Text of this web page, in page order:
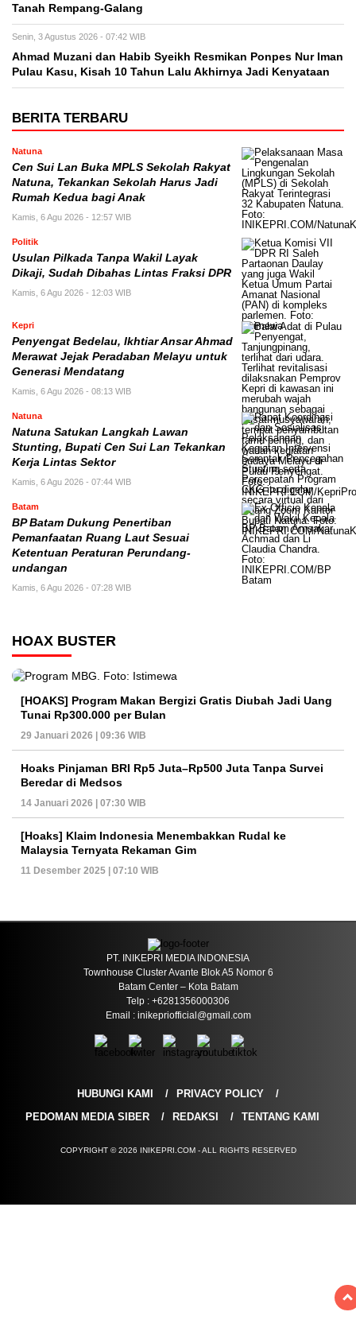
Tanah Rempang-Galang
Senin, 3 Agustus 2026 - 07:42 WIB
Ahmad Muzani dan Habib Syeikh Resmikan Ponpes Nur Iman
Pulau Kasu, Kisah 10 Tahun Lalu Akhirnya Jadi Kenyataan
BERITA TERBARU
Natuna
Cen Sui Lan Buka MPLS Sekolah Rakyat
Natuna, Tekankan Sekolah Harus Jadi
Rumah Kedua bagi Anak
Kamis, 6 Agu 2026 - 12:57 WIB
Politik
Usulan Pilkada Tanpa Wakil Layak
Dikaji, Sudah Dibahas Lintas Fraksi DPR
Kamis, 6 Agu 2026 - 12:03 WIB
Kepri
Penyengat Bedelau, Ikhtiar Ansar Ahmad
Merawat Jejak Peradaban Melayu untuk
Generasi Mendatang
Kamis, 6 Agu 2026 - 08:13 WIB
Natuna
Natuna Satukan Langkah Lawan
Stunting, Bupati Cen Sui Lan Tekankan
Kerja Lintas Sektor
Kamis, 6 Agu 2026 - 07:44 WIB
Batam
BP Batam Dukung Penertiban
Pemanfaatan Ruang Laut Sesuai
Ketentuan Peraturan Perundang-
undangan
Kamis, 6 Agu 2026 - 07:28 WIB
HOAX BUSTER
[HOAKS] Program Makan Bergizi Gratis Diubah Jadi Uang
Tunai Rp300.000 per Bulan
29 Januari 2026 | 09:36 WIB
Hoaks Pinjaman BRI Rp5 Juta–Rp500 Juta Tanpa Survei
Beredar di Medsos
14 Januari 2026 | 07:30 WIB
[Hoaks] Klaim Indonesia Menembakkan Rudal ke
Malaysia Ternyata Rekaman Gim
11 Desember 2025 | 07:10 WIB
PT. INIKEPRI MEDIA INDONESIA
Townhouse Cluster Avante Blok A5 Nomor 6
Batam Center – Kota Batam
Telp : +6281356000306
Email : inikepriofficial@gmail.com
HUBUNGI KAMI
PRIVACY POLICY
PEDOMAN MEDIA SIBER
REDAKSI TENTANG KAMI
COPYRIGHT © 2026 INIKEPRI.COM - ALL RIGHTS RESERVED